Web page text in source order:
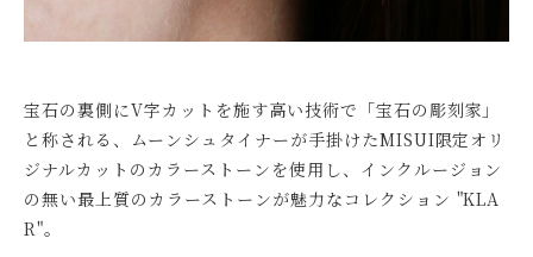
宝石の裏側にV字カットを施す高い技術で「宝石の彫刻家」
と称される、ムーンシュタイナーが手掛けたMISUI限定オリ
ジナルカットのカラーストーンを使用し、インクルージョン
の無い最上質のカラーストーンが魅力なコレクション "KLA
R"。